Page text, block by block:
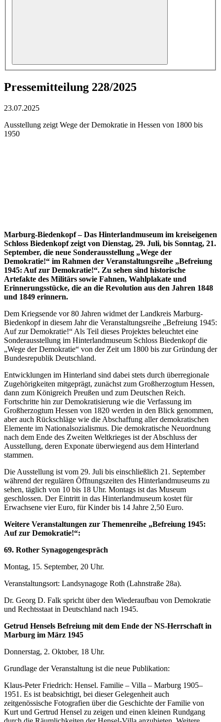
Pressemitteilung 228/2025
23.07.2025
Ausstellung zeigt Wege der Demokratie in Hessen von 1800 bis
1950
Marburg-Biedenkopf – Das Hinterlandmuseum im kreiseigenen
Schloss Biedenkopf zeigt von Dienstag, 29. Juli, bis Sonntag, 21.
September, die neue Sonderausstellung „Wege der
Demokratie!“ im Rahmen der Veranstaltungsreihe „Befreiung
1945: Auf zur Demokratie!“. Zu sehen sind historische
Artefakte des Militärs sowie Fahnen, Wahlplakate und
Erinnerungsstücke, die an die Revolution aus den Jahren 1848
und 1849 erinnern.
Dem Kriegsende vor 80 Jahren widmet der Landkreis Marburg-
Biedenkopf in diesem Jahr die Veranstaltungsreihe „Befreiung 1945:
Auf zur Demokratie!“ Als Teil dieses Projektes beleuchtet eine
Sonderausstellung im Hinterlandmuseum Schloss Biedenkopf die
„Wege der Demokratie“ von der Zeit um 1800 bis zur Gründung der
Bundesrepublik Deutschland.
Entwicklungen im Hinterland sind dabei stets durch überregionale
Zugehörigkeiten mitgeprägt, zunächst zum Großherzogtum Hessen,
dann zum Königreich Preußen und zum Deutschen Reich.
Fortschritte hin zur Demokratisierung wie die Verfassung im
Großherzogtum Hessen von 1820 werden in den Blick genommen,
aber auch Rückschläge wie die Abschaffung aller demokratischen
Elemente im Nationalsozialismus. Die demokratische Neuordnung
nach dem Ende des Zweiten Weltkrieges ist der Abschluss der
Ausstellung, deren Exponate überwiegend aus dem Hinterland
stammen.
Die Ausstellung ist vom 29. Juli bis einschließlich 21. September
während der regulären Öffnungszeiten des Hinterlandmuseums zu
sehen, täglich von 10 bis 18 Uhr. Montags ist das Museum
geschlossen. Der Eintritt in das Hinterlandmuseum kostet für
Erwachsene vier Euro, für Kinder bis 14 Jahre 2,50 Euro.
Weitere Veranstaltungen zur Themenreihe „Befreiung 1945:
Auf zur Demokratie!“:
69. Rother Synagogengespräch
Montag, 15. September, 20 Uhr.
Veranstaltungsort: Landsynagoge Roth (Lahnstraße 28a).
Dr. Georg D. Falk spricht über den Wiederaufbau von Demokratie
und Rechtsstaat in Deutschland nach 1945.
Getrud Hensels Befreiung mit dem Ende der NS-Herrschaft in
Marburg im März 1945
Donnerstag, 2. Oktober, 18 Uhr.
Grundlage der Veranstaltung ist die neue Publikation:
Klaus-Peter Friedrich: Hensel. Familie – Villa – Marburg 1905–
1951. Es ist beabsichtigt, bei dieser Gelegenheit auch
zeitgenössische Fotografien über die Geschichte der Familie von
Kurt und Gertrud Hensel zu zeigen und einen kleinen Rundgang